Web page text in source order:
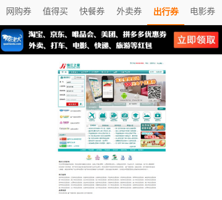
网购券 值得买 快餐券 外卖券 出行券 电影券